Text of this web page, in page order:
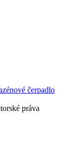
čerpadlo
práva